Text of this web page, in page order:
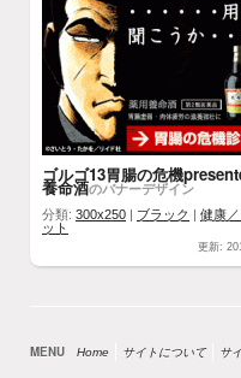
ゴルゴ13胃腸の危機
養命酒のバナーデザイン
分類: 300x250 ブラック
健康
ット
更新:
MENU Home サイトについて サ